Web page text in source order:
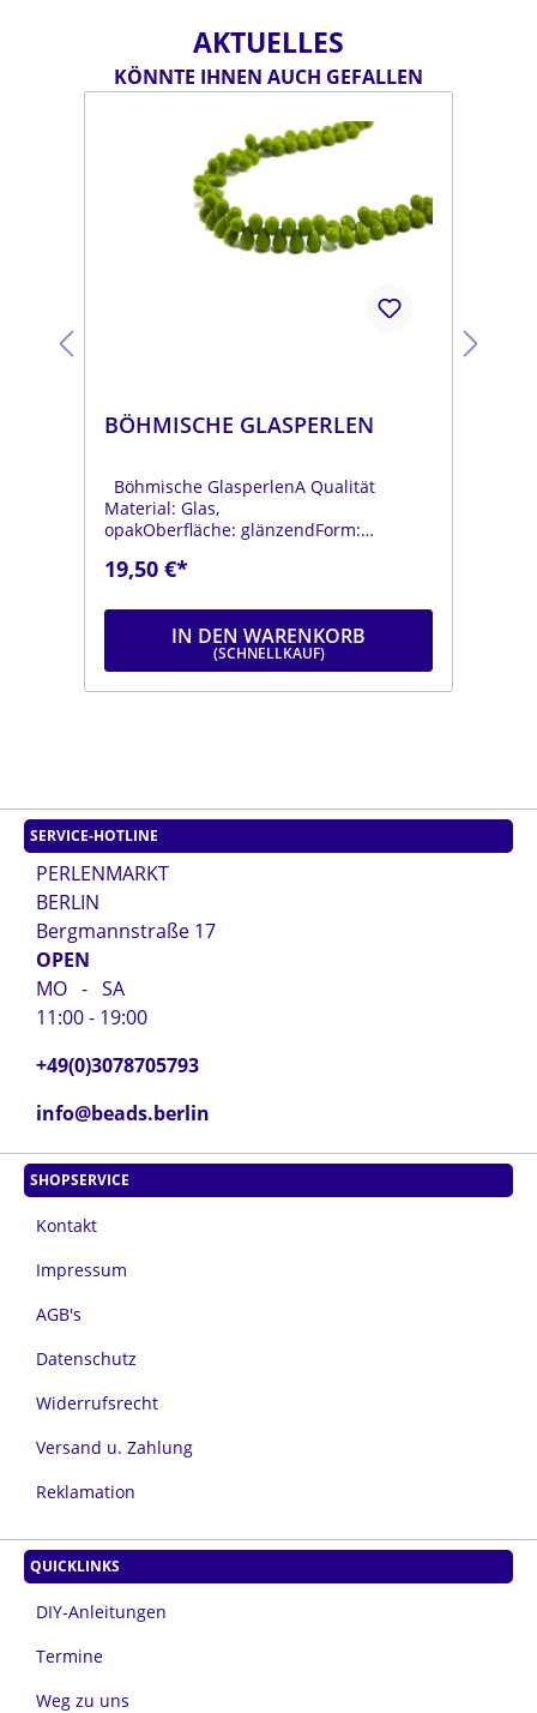
AKTUELLES
KÖNNTE IHNEN AUCH GEFALLEN
BÖHMISCHE GLASPERLEN
Böhmische GlasperlenA Qualität
Material: Glas,
opakOberfläche: glänzendForm:
moosgrünDurchmesser: ca. 6 mmLänge:
19,50 €*
IN DEN WARENKORB
SERVICE-HOTLINE
PERLENMARKT
BERLIN
Bergmannstraße 17
OPEN
MO - SA
11:00 - 19:00
+49(0)3078705793
info@beads.berlin
SHOPSERVICE
Kontakt
Impressum
AGB's
Datenschutz
Widerrufsrecht
Versand u. Zahlung
Reklamation
QUICKLINKS
DIY-Anleitungen
Termine
Weg zu uns